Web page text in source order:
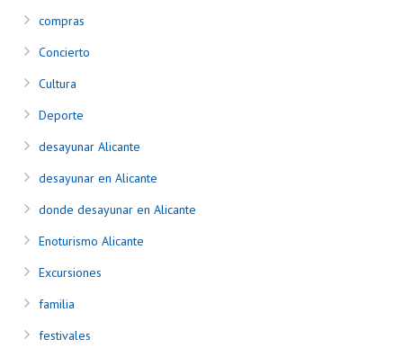
compras
Concierto
Cultura
Deporte
desayunar Alicante
desayunar en Alicante
donde desayunar en Alicante
Enoturismo Alicante
Excursiones
familia
festivales